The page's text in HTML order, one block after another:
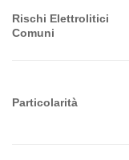
Rischi Elettrolitici
Comuni
Particolarità